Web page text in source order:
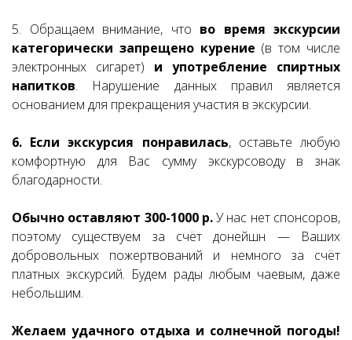
5. Обращаем внимание, что во время экскурсии
категорически запрещено курение (в том числе
электронных сигарет) и употребление спиртных
напитков. Нарушение данных правил является
основанием для прекращения участия в экскурсии.
6. Если экскурсия понравилась, оставьте любую
комфортную для Вас сумму экскурсоводу в знак
благодарности.
Обычно оставляют 300-1000 р.У нас нет спонсоров,
поэтому существуем за счёт донейшн — Ваших
добровольных пожертвований и немного за счёт
платных экскурсий. Будем рады любым чаевым, даже
небольшим.
Желаем удачного отдыха и солнечной погоды!